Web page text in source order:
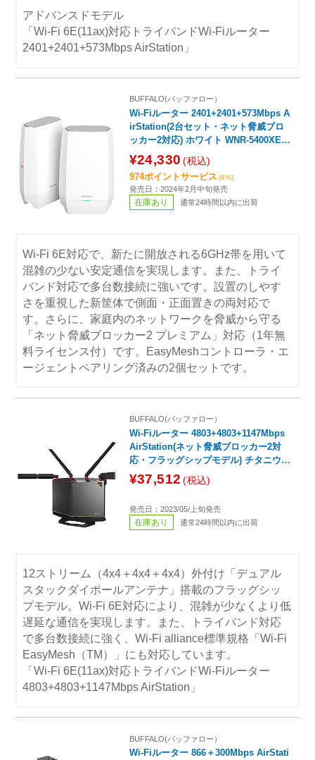
アドバンスドモデル
「Wi-Fi 6E(11ax)対応トライバンドWi-Fiルーター
2401+2401+573Mbps AirStation」
BUFFALO(バッファロー）
Wi-Fiルーター 2401+2401+573Mbps A
irStation(2台セット・ネット脅威ブロ
ッカー2対応) ホワイト WNR-5400XE6
P/2S ［Wi-Fi 6E(ax) /IPv6対応］
¥24,330 (税込)
974ポイントサービス (4%)
発売日：2024年2月中旬発売
在庫あり 通常24時間以内に出荷
Wi-Fi 6E対応で、新たに開放される6GHz帯を用いて
混雑の少ない安定通信を実現します。また、トライ
バンド対応で多台数接続に強いです。設置のしやす
さを重視した新筐体で側面・正面置きの両対応で
す。さらに、家庭内のネットワークを脅威から守る
「ネット脅威ブロッカー2 プレミアム」対応（1年無
料ライセンス付）です。EasyMeshコントローラ・エ
ージェントペアリング済みの2個セットです。
BUFFALO(バッファロー）
Wi-Fiルーター 4803+4803+1147Mbps
AirStation(ネット脅威ブロッカー2対
応・フラッグシップモデル) チタニウム
グレー WXR-11000XE12 ［Wi-Fi 6E(a
x) /IPv6対応］
¥37,512 (税込)
発売日：2023/05/上旬発売
在庫あり 通常24時間以内に出荷
12ストリーム（4x4＋4x4＋4x4）外付け「デュアル
スタックダイポールアンテナ」搭載のフラッグシッ
プモデル。Wi-Fi 6E対応により、混雑が少なくより低
遅延な通信を実現します。また、トライバンド対応
で多台数接続に強く、Wi-Fi alliance標準規格「Wi-Fi
EasyMesh（TM）」にも対応しています。
「Wi-Fi 6E(11ax)対応トライバンドWi-Fiルーター
4803+4803+1147Mbps AirStation」
BUFFALO(バッファロー）
Wi-Fiルーター 866＋300Mbps AirStati